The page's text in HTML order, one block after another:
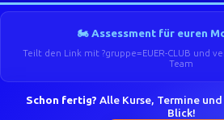
🏍️ Assessment für euren
Teilt den Link mit ?gruppe=EUER-CLUB und
Team
Schon fertig? Alle Kurse, Termine
Blick!